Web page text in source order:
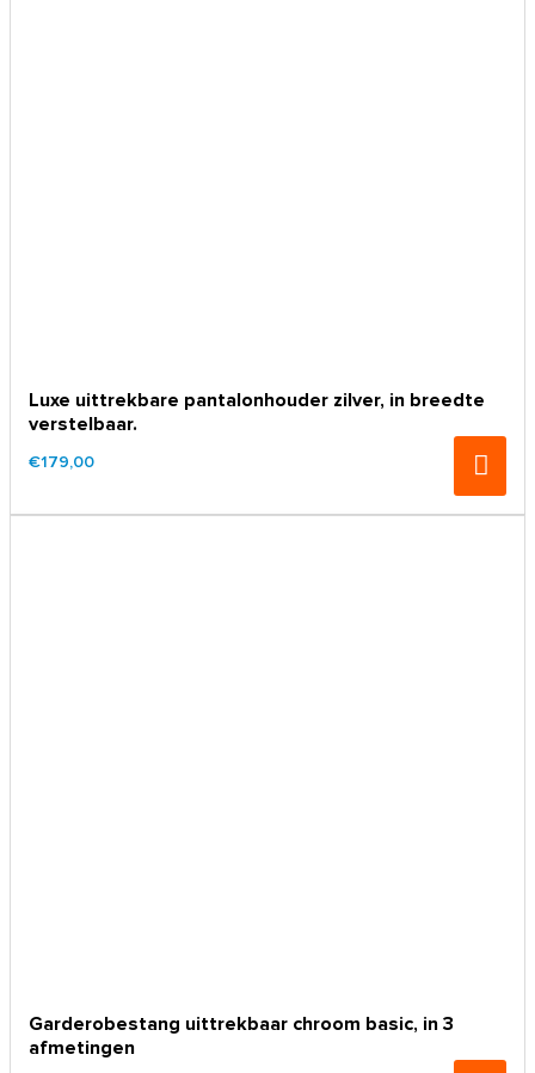
Luxe uittrekbare pantalonhouder zilver, in breedte
verstelbaar.
€179,00
Garderobestang uittrekbaar chroom basic, in 3
afmetingen